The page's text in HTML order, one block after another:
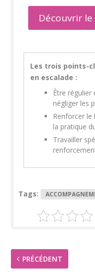
Découvrir
Les trois points-
en escalade :
Être
négliger les
Renforcer le
la pratique
Travailler
Tags:
PRÉCÉDENT